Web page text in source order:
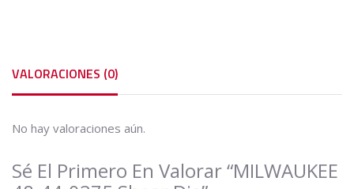
VALORACIONES (0)
No hay valoraciones aún.
Sé El Primero En Valorar “MILWAUKEE